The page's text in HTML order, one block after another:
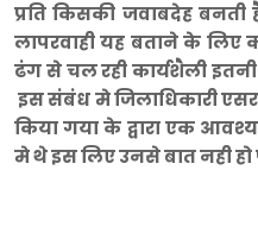
प्रति किसकी जवाबदेह
लापरवाही यह बताने के
ढंग से चल रही कार्यशैली
इस संबंध मे जिलाधिकारी
किया गया के द्वारा एक
मे थे इस लिए उनसे बात नही हो